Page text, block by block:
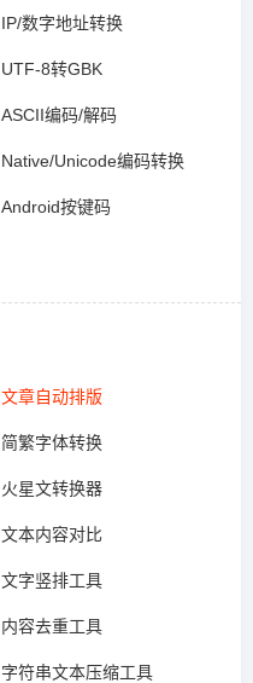
IP/数字地址转换
UTF-8转GBK
ASCII编码/解码
Native/Unicode编码转换
Android按键码
文章自动排版
简繁字体转换
火星文转换器
文本内容对比
文字竖排工具
内容去重工具
字符串文本压缩工具